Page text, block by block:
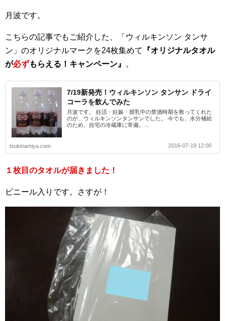
月波です。
こちらの記事でもご紹介した、「ウィルキンソン タンサ
ン」のオリジナルマークを24枚集めて
『オリジナルタオル
が必ずもらえる！キャンペーン』 。
7/19新発売！ウィルキンソン タンサン ドライ
コーラを飲んでみた
月波です。 妊活・妊娠・授乳中の禁酒時期を救ってくれた
のが、ウィルキンソンタンサンでした。 今でも、水分補給
のため、自宅の冷蔵庫に常備。...
tsukinamiya.com 2016-07-19 12:00
１枚目のタオルが届きました！
ビニール入りです。さすが！